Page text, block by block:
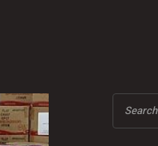
Search